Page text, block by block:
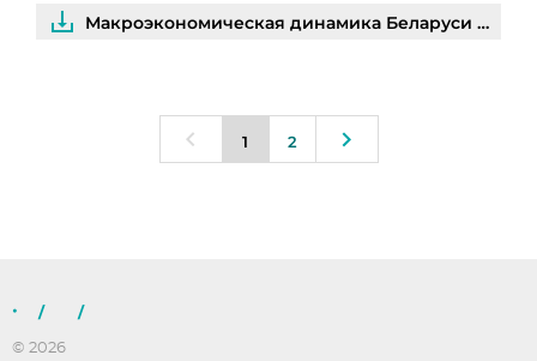
Макроэкономическая динамика Беларуси 2014 | PDF
1 2
/ /
© 2026